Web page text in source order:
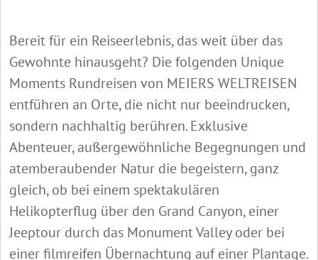
Bereit für ein Reiseerlebnis, das weit über das
Gewohnte hinausgeht? Die folgenden Unique
Moments Rundreisen von MEIERS WELTREISEN
entführen an Orte, die nicht nur beeindrucken,
sondern nachhaltig berühren. Exklusive
Abenteuer, außergewöhnliche Begegnungen und
atemberaubender Natur die begeistern, ganz
gleich, ob bei einem spektakulären
Helikopterflug über den Grand Canyon, einer
Jeeptour durch das Monument Valley oder bei
einer filmreifen Übernachtung auf einer Plantage.